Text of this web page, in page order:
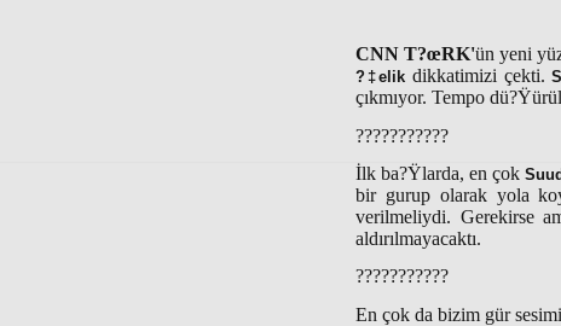
CNN T?œRK'ün yeni
?‡elikdikkatimizi çekti.
çıkmıyor. Tempo
???????????
İlk ba?Ÿlarda, en çok
bir gurup olarak yola
verilmeliydi. Gerekirse
aldırılmayacaktı.
???????????
En çok da bizim gür